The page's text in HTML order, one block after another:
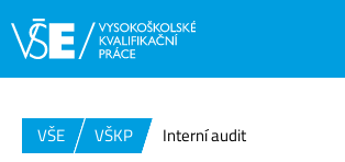
VŠE VŠKP Interní audit